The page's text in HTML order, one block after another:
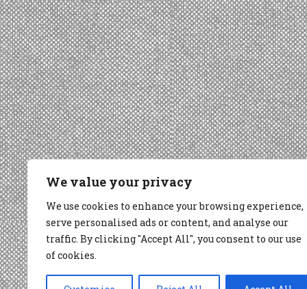
We value your privacy
We use cookies to enhance your browsing experience,
serve personalised ads or content, and analyse our
traffic. By clicking "Accept All", you consent to our use
of cookies.